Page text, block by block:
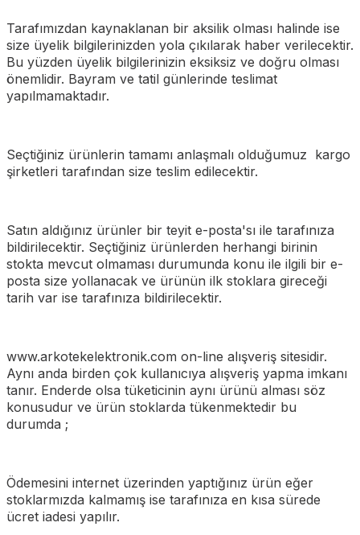
Tarafımızdan kaynaklanan bir aksilik olması halinde ise
size üyelik bilgilerinizden yola çıkılarak haber verilecektir.
Bu yüzden üyelik bilgilerinizin eksiksiz ve doğru olması
önemlidir. Bayram ve tatil günlerinde teslimat
yapılmamaktadır.
Seçtiğiniz ürünlerin tamamı anlaşmalı olduğumuz kargo
şirketleri tarafından size teslim edilecektir.
Satın aldığınız ürünler bir teyit e-posta'sı ile tarafınıza
bildirilecektir. Seçtiğiniz ürünlerden herhangi birinin
stokta mevcut olmaması durumunda konu ile ilgili bir e-
posta size yollanacak ve ürünün ilk stoklara gireceği
tarih var ise tarafınıza bildirilecektir.
www.arkotekelektronik.com on-line alışveriş sitesidir.
Aynı anda birden çok kullanıcıya alışveriş yapma imkanı
tanır. Enderde olsa tüketicinin aynı ürünü alması söz
konusudur ve ürün stoklarda tükenmektedir bu
durumda ;
Ödemesini internet üzerinden yaptığınız ürün eğer
stoklarmızda kalmamış ise tarafınıza en kısa sürede
ücret iadesi yapılır.